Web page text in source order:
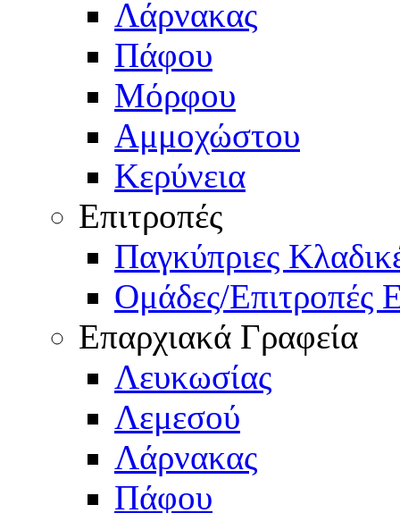
Λάρνακας
Πάφου
Μόρφου
Αμμοχώστου
Κερύνεια
Επιτροπές
Παγκύπριες
Ομάδες/Επιτροπές
Επαρχιακά Γραφεία
Λευκωσίας
Λεμεσού
Λάρνακας
Πάφου